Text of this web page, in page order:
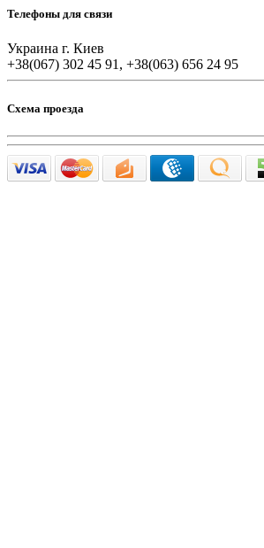
Телефоны для связи
Украина г. Киев
+38(067) 302 45 91, +38(063) 656 24 95
Схема проезда